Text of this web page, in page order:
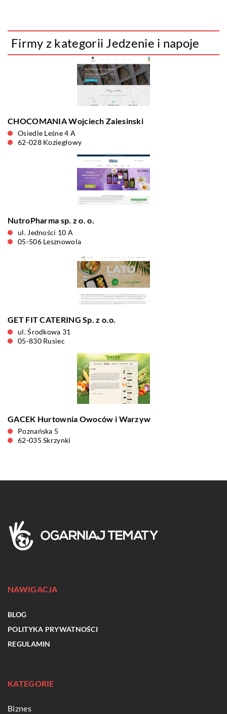
Firmy z kategorii Jedzenie i napoje
CHOCOMANIA Wojciech Zalesinski
Osiedle Leśne 4 A
62-028 Koziegłowy
NutroPharma sp. z o. o.
ul. Jedności 10 A
05-506 Lesznowola
GET FIT CATERING Sp. z o.o.
ul. Środkowa 31
05-830 Rusiec
GACEK Hurtownia Owoców i Warzyw
Poznańska 5
62-035 Skrzynki
NAWIGACJA
BLOG
POLITYKA PRYWATNOŚCI
REGULAMIN
KATEGORIE
Biznes